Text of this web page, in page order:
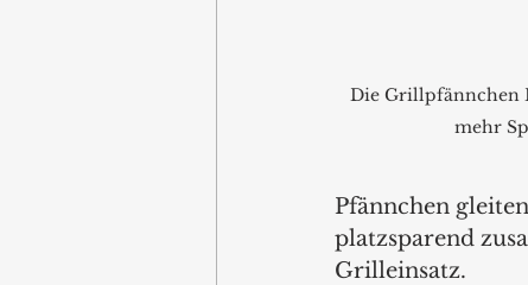
Die Grillpfännchen
mehr
Pfännchen
platzsparend
Grilleinsatz.